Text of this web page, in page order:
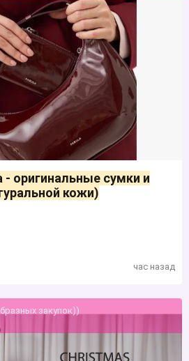
- оригинальные сумки и
кожи)
час назад
закупок))